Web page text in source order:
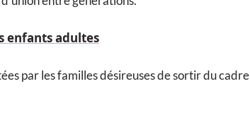
enfants adultes
par les familles désireuses de sortir du cadre